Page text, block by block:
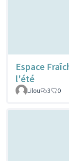
Espace
l'été
Lilou
3 0